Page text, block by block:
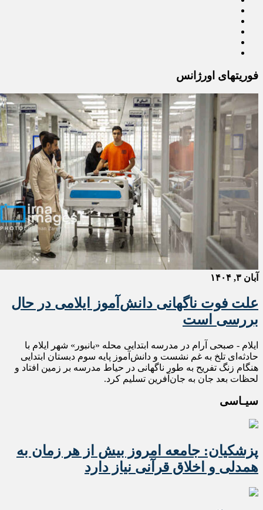
فوریتهای اورژانس
آبان ۳, ۱۴۰۴
علت فوت ناگهانی دانش‌آموز ایلامی در حال
بررسی است
ایلام - صبحی آرام در مدرسه‌ ابتدایی محله «بانبور» شهر ایلام با
حادثه‌ای تلخ به غم نشست و دانش‌آموز پایه سوم دبستان ابتدایی
هنگام زنگ تفریح به‌ طور ناگهانی در حیاط مدرسه بر زمین افتاد و
لحظات بعد جان به جان‌آفرین تسلیم کرد.
سیـاسی
پزشکیان: جامعه امروز بیش از هر زمان به
همدلی و اخلاق قرآنی نیاز دارد